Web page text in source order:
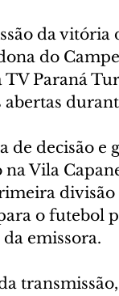
da vitória
do
TV Paraná
abertas
de decisão e
na Vila
divisão
o futebol
emissora.